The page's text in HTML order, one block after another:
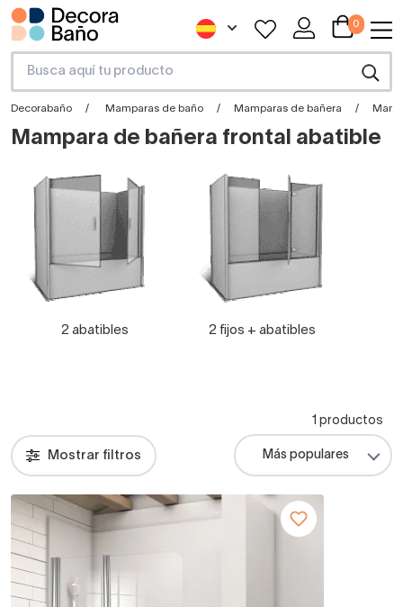
0
Decorabaño Mamparas de baño Mamparas de bañera
Mampara de bañera frontal abatible
2 abatibles 2 fijos + abatibles
Mostrar filtros
1 productos